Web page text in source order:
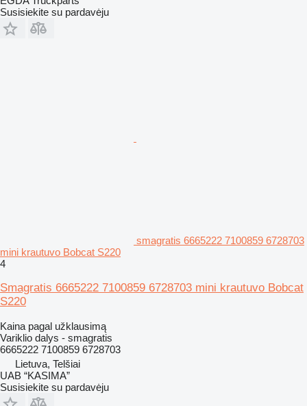
Susisiekite su pardavėju
smagratis 6665222 7100859 6728703
mini krautuvo Bobcat S220
4
Smagratis 6665222 7100859 6728703 mini krautuvo Bobcat
S220
Kaina pagal užklausimą
Variklio dalys - smagratis
6665222 7100859 6728703
Lietuva, Telšiai
UAB “KASIMA”
Susisiekite su pardavėju